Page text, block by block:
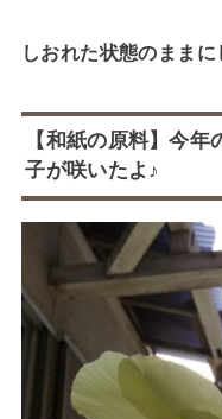
しおれた状態のままに
【和紙の原料】今
子が咲いたよ♪